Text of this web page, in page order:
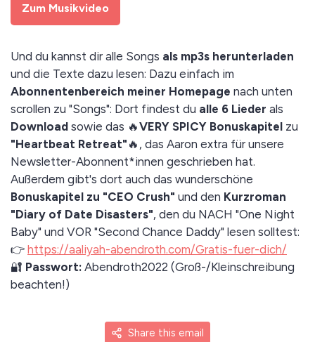
Zum Musikvideo
Und du kannst dir alle Songs als mp3s herunterladen
und die Texte dazu lesen: Dazu einfach im
Abonnentenbereich meiner Homepage nach unten
scrollen zu "Songs": Dort findest du alle 6 Lieder als
Download sowie das 🔥VERY SPICY Bonuskapitel zu
"Heartbeat Retreat" 🔥, das Aaron extra für unsere
Newsletter-Abonnent*innen geschrieben hat.
Außerdem gibt's dort auch das wunderschöne
Bonuskapitel zu "CEO Crush" und den Kurzroman
"Diary of Date Disasters", den du NACH "One Night
Baby" und VOR "Second Chance Daddy" lesen solltest:
👉 https://aaliyah-abendroth.com/Gratis-fuer-dich/
🔐 Passwort: Abendroth2022 (Groß-/Kleinschreibung
beachten!)
Share this email